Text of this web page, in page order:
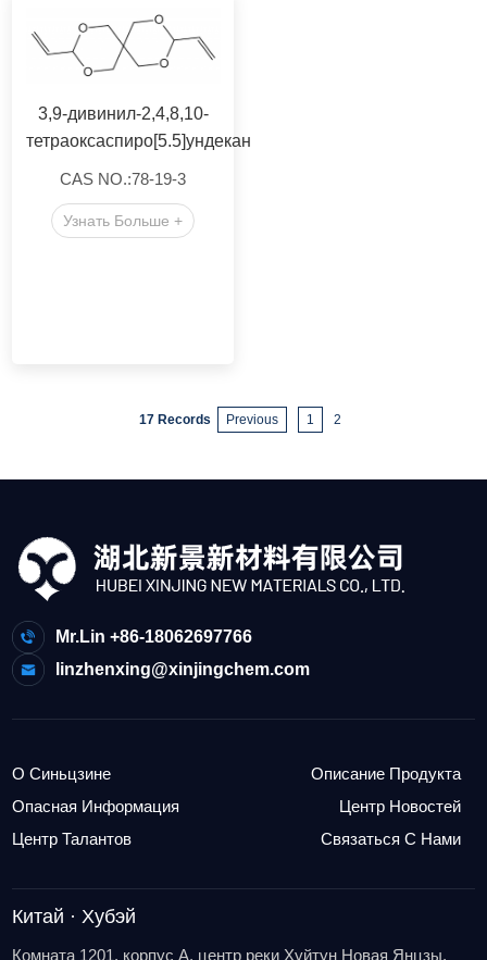
3,9-дивинил-2,4,8,10-
тетраоксаспиро[5.5]ундекан
CAS NO.:78-19-3
Узнать Больше +
17 Records Previous 1 2
Mr.Lin +86-18062697766
linzhenxing@xinjingchem.com
О Синьцзине
Описание Продукта
Опасная Информация
Центр Новостей
Центр Талантов
Связаться С Нами
Китай · Хубэй
Комната 1201, корпус A, центр реки Хуйтун Новая Янцзы,